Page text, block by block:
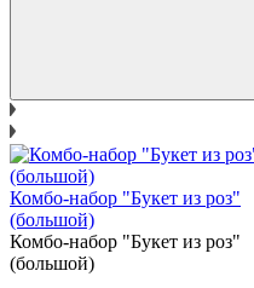
Комбо-набор "Букет из роз"
(большой)
Комбо-набор "Букет из роз"
(большой)